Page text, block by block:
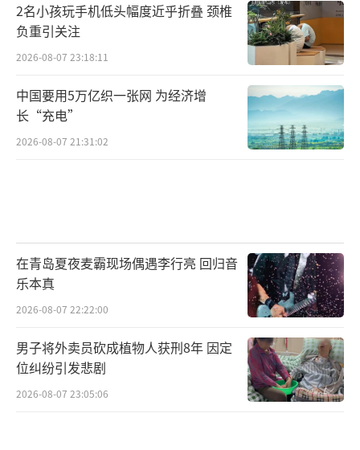
2名小孩玩手机低头幅度近乎折叠 颈椎
负重引关注
2026-08-07 23:18:11
中国要用5万亿织一张网 为经济增
长“充电”
2026-08-07 21:31:02
在青岛夏夜麦霸现场偶遇李行亮 回归音
乐本真
2026-08-07 22:22:00
男子将外卖员砍成植物人获刑8年 因定
位纠纷引发悲剧
2026-08-07 23:05:06